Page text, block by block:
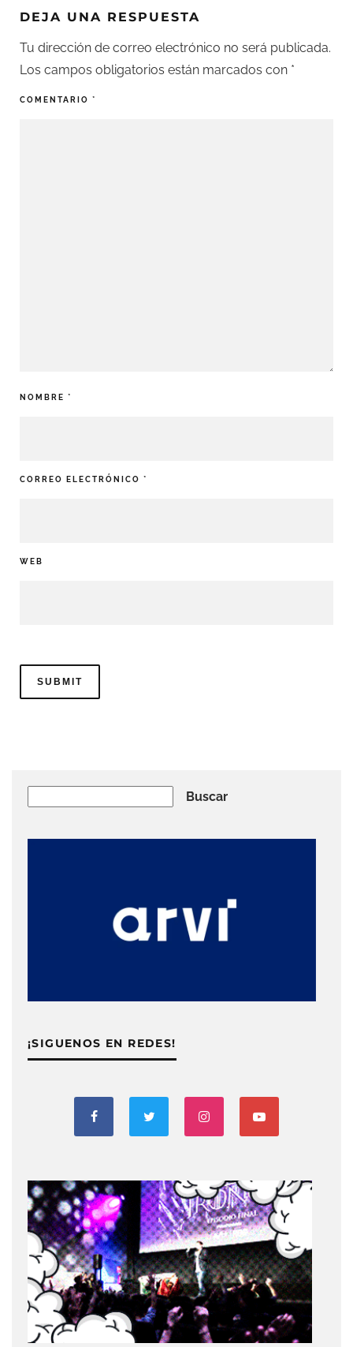
DEJA UNA RESPUESTA
Tu dirección de correo electrónico no será publicada.
Los campos obligatorios están marcados con *
COMENTARIO *
NOMBRE *
CORREO ELECTRÓNICO *
WEB
Buscar
¡SIGUENOS EN REDES!